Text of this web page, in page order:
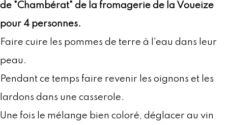
de "Chambérat" de la fromagerie de la Voueize
pour 4 personnes.
Faire cuire les pommes de terre à l'eau dans leur
peau.
Pendant ce temps faire revenir les oignons et les
lardons dans une casserole.
Une fois le mélange bien coloré, déglacer au vin